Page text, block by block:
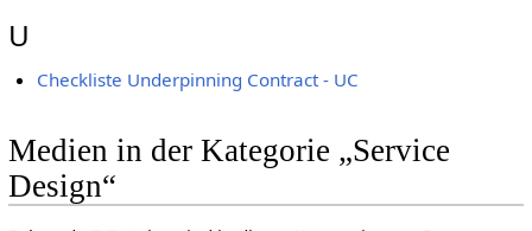
U
Checkliste Underpinning Contract - UC
Medien in der Kategorie „Service
Design“